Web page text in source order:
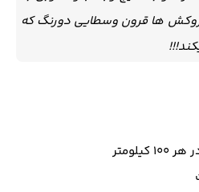
ها قرون وسطایی دورنگ که